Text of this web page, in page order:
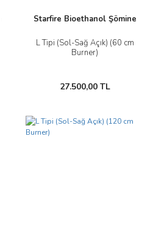
Starfire Bioethanol Şömine
L Tipi (Sol-Sağ Açık) (60 cm
Burner)
27.500,00 TL